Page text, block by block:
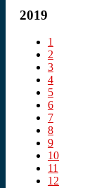
2019
1
2
3
4
5
6
7
8
9
10
11
12